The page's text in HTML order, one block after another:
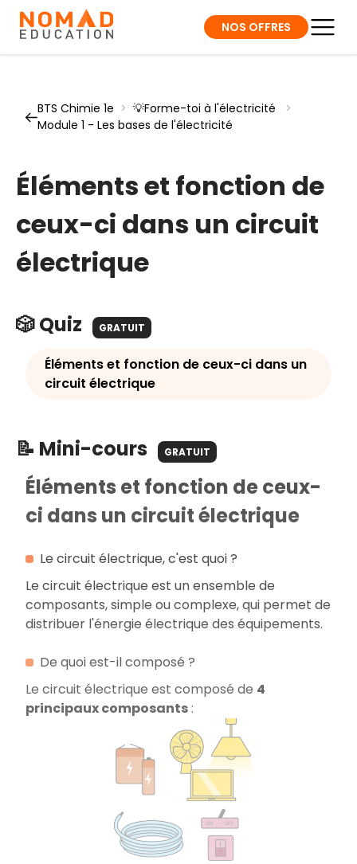
NOS OFFRES
BTS Chimie 1e > 💡Forme-toi à l'électricité
>
Module 1 - Les bases de l'électricité
Éléments et fonction de
ceux-ci dans un circuit
électrique
🎲 Quiz GRATUIT
Éléments et fonction de ceux-ci dans un
circuit électrique
📝 Mini-cours GRATUIT
Éléments et fonction de ceux-
ci dans un circuit électrique
Le circuit électrique, c'est quoi ?
Le circuit électrique est un ensemble de
composants, simple ou complexe, qui permet de
distribuer l'énergie électrique des équipements.
De quoi est-il composé ?
Le circuit électrique est composé de 4
principaux composants: